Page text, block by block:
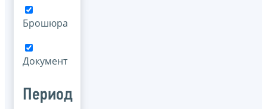
Брошюра
Документ
Период